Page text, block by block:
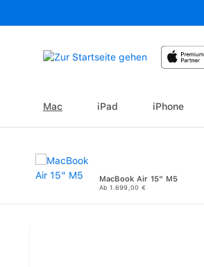
Mac iPad iPhone
MacBook Air 15" M5
Ab 1.699,00 €